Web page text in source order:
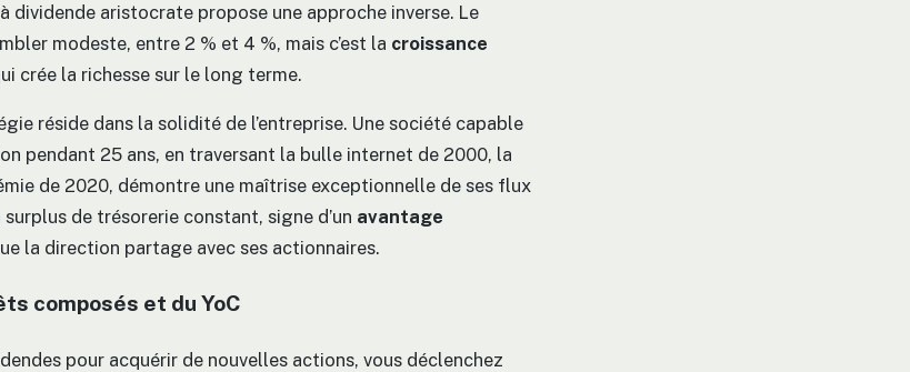
dividende aristocrate propose une approche inverse. Le
modeste, entre 2 % et 4 %, mais c’est la croissance
crée la richesse sur le long terme.
réside dans la solidité de l’entreprise. Une société capable
pendant 25 ans, en traversant la bulle internet de 2000, la
de 2020, démontre une maîtrise exceptionnelle de ses flux
de trésorerie constant, signe d’un avantage
la direction partage avec ses actionnaires.
composés et du YoC
pour acquérir de nouvelles actions, vous déclenchez